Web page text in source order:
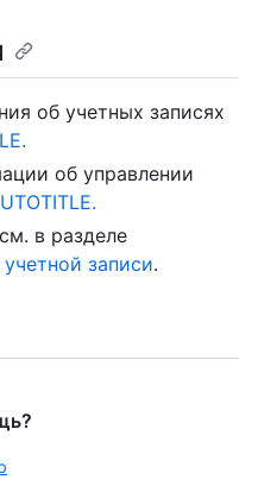
об учетных записях
об управлении
в разделе
записи.